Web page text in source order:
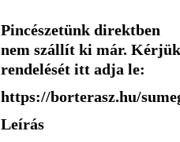
Pincészetünk direktben
nem szállít ki már. Kérjük
rendelését itt adja le:
https://borterasz.hu/
Leírás